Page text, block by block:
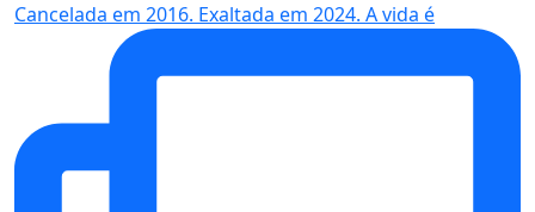
Cancelada em 2016. Exaltada em 2024. A vida é